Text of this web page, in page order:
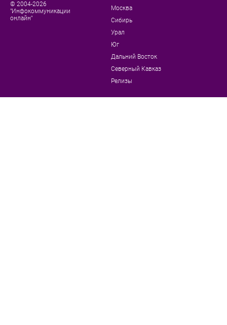
© 2004-2026
"Инфокоммуникации
онлайн"
Москва
Сибирь
Урал
Юг
Дальний Восток
Северный Кавказ
Релизы